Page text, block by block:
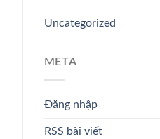
Uncategorized
META
Đăng nhập
RSS bài viết